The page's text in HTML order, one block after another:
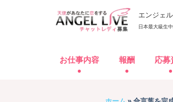
エンジェ
日本最大級生
お仕事内容 報酬 応募
メニュー